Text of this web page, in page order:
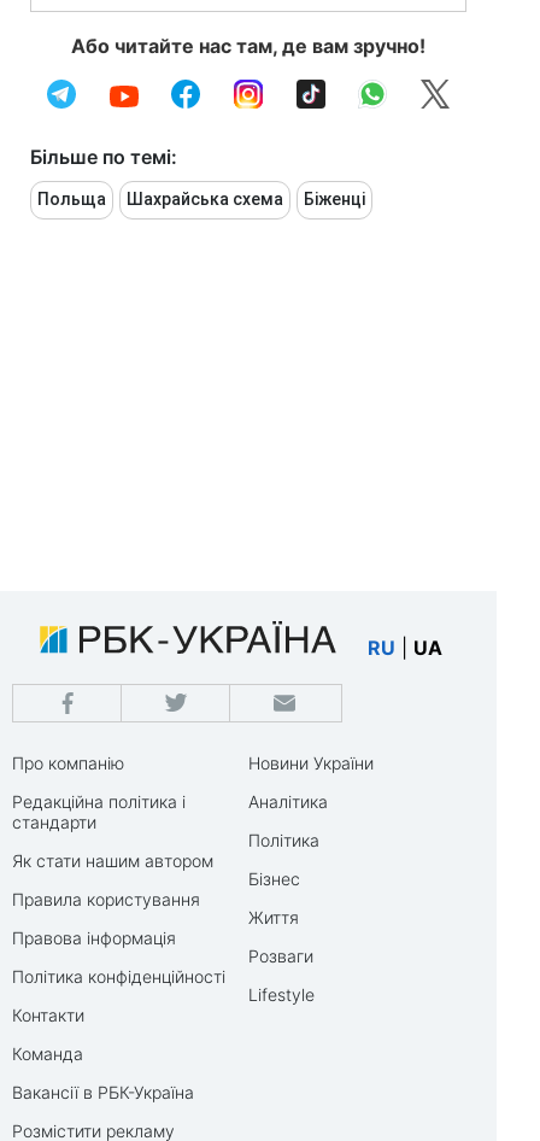
Або читайте нас там, де вам зручно!
Більше по темі:
Польща Шахрайська схема Біженці
RU UA
Про компанію
Редакційна політика і
стандарти
Як стати нашим автором
Правила користування
Правова інформація
Політика конфіденційності
Контакти
Команда
Вакансії в РБК-Україна
Розмістити рекламу
Новини України
Аналітика
Політика
Бізнес
Життя
Розваги
Lifestyle